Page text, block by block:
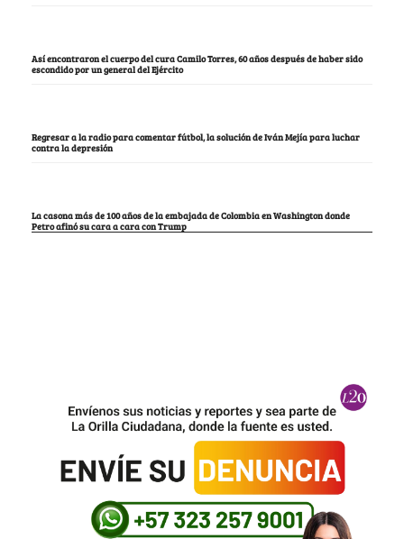
Así encontraron el cuerpo del cura Camilo Torres, 60 años después de haber sido
escondido por un general del Ejército
Regresar a la radio para comentar fútbol, la solución de Iván Mejía para luchar
contra la depresión
La casona más de 100 años de la embajada de Colombia en Washington donde
Petro afinó su cara a cara con Trump